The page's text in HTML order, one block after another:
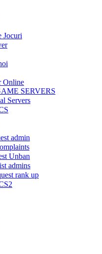
Jocuri
Online
SERVERS
Servers
admin
Unban
admins
rank up